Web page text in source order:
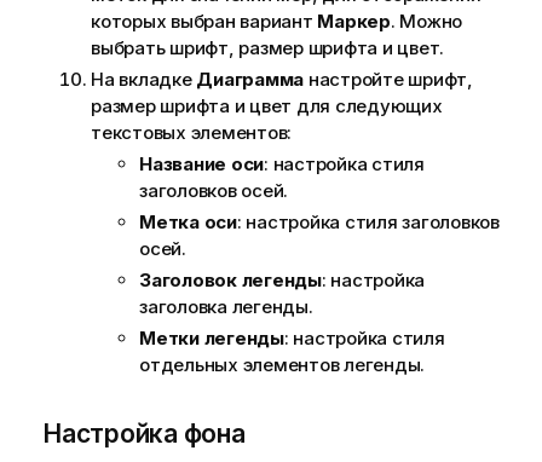
которых выбран вариант Маркер. Можно
выбрать шрифт, размер шрифта и цвет.
На вкладке Диаграмма настройте шрифт,
размер шрифта и цвет для следующих
текстовых элементов:
Название оси: настройка стиля
заголовков осей.
Метка оси: настройка стиля заголовков
осей.
Заголовок легенды: настройка
заголовка легенды.
Метки легенды: настройка стиля
отдельных элементов легенды.
Настройка фона